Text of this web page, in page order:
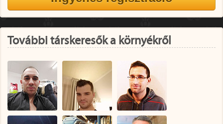
További társkeresők a környékről